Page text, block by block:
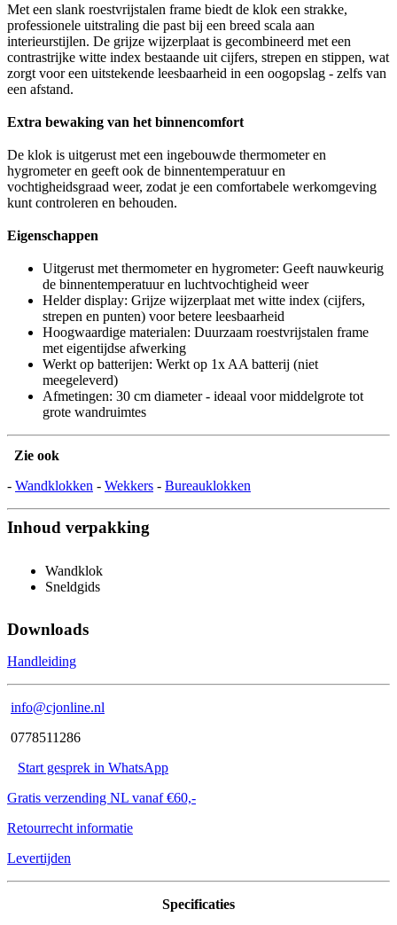
Met een slank roestvrijstalen frame biedt de klok een strakke,
professionele uitstraling die past bij een breed scala aan
interieurstijlen. De grijze wijzerplaat is gecombineerd met een
contrastrijke witte index bestaande uit cijfers, strepen en stippen, wat
zorgt voor een uitstekende leesbaarheid in een oogopslag - zelfs van
een afstand.
Extra bewaking van het binnencomfort
De klok is uitgerust met een ingebouwde thermometer en
hygrometer en geeft ook de binnentemperatuur en
vochtigheidsgraad weer, zodat je een comfortabele werkomgeving
kunt controleren en behouden.
Eigenschappen
Uitgerust met thermometer en hygrometer: Geeft nauwkeurig
de binnentemperatuur en luchtvochtigheid weer
Helder display: Grijze wijzerplaat met witte index (cijfers,
strepen en punten) voor betere leesbaarheid
Hoogwaardige materialen: Duurzaam roestvrijstalen frame
met eigentijdse afwerking
Werkt op batterijen: Werkt op 1x AA batterij (niet
meegeleverd)
Afmetingen: 30 cm diameter - ideaal voor middelgrote tot
grote wandruimtes
Zie ook
- Wandklokken - Wekkers - Bureauklokken
Inhoud verpakking
Wandklok
Sneldgids
Downloads
Handleiding
info@cjonline.nl
0778511286
Start gesprek in WhatsApp
Gratis verzending NL vanaf €60,-
Retourrecht informatie
Levertijden
Specificaties